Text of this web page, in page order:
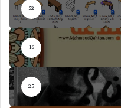
52
16
25